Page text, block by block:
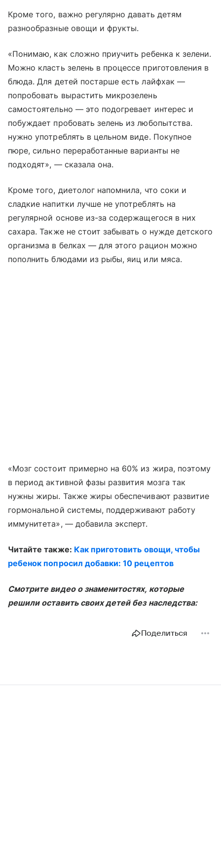
Кроме того, важно регулярно давать детям
разнообразные овощи и фрукты.
«Понимаю, как сложно приучить ребенка к зелени.
Можно класть зелень в процессе приготовления в
блюда. Для детей постарше есть лайфхак —
попробовать вырастить микрозелень
самостоятельно — это подогревает интерес и
побуждает пробовать зелень из любопытства.
нужно употреблять в цельном виде. Покупное
пюре, сильно переработанные варианты не
подходят», — сказала она.
Кроме того, диетолог напомнила, что соки и
сладкие напитки лучше не употреблять на
регулярной основе из-за содержащегося в них
сахара. Также не стоит забывать о нужде детского
организма в белках — для этого рацион можно
пополнить блюдами из рыбы, яиц или мяса.
«Мозг состоит примерно на 60% из жира, поэтому
в период активной фазы развития мозга так
нужны жиры. Также жиры обеспечивают развитие
гормональной системы, поддерживают работу
иммунитета», — добавила эксперт.
Читайте также: Как приготовить овощи, чтобы
ребенок попросил добавки: 10 рецептов
Смотрите видео о знаменитостях, которые
решили оставить своих детей без наследства:
Поделиться